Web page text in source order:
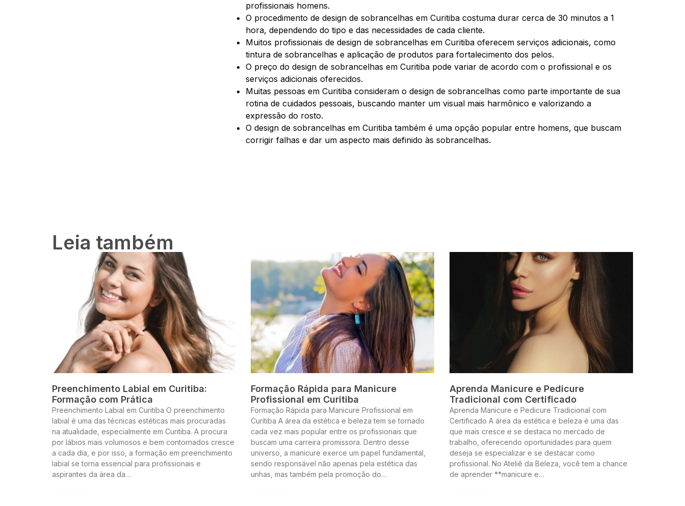
profissionais homens.
O procedimento de design de sobrancelhas em Curitiba costuma durar cerca de 30 minutos a 1
hora, dependendo do tipo e das necessidades de cada cliente.
Muitos profissionais de design de sobrancelhas em Curitiba oferecem serviços adicionais, como
tintura de sobrancelhas e aplicação de produtos para fortalecimento dos pelos.
O preço do design de sobrancelhas em Curitiba pode variar de acordo com o profissional e os
serviços adicionais oferecidos.
Muitas pessoas em Curitiba consideram o design de sobrancelhas como parte importante de sua
rotina de cuidados pessoais, buscando manter um visual mais harmônico e valorizando a
expressão do rosto.
O design de sobrancelhas em Curitiba também é uma opção popular entre homens, que buscam
corrigir falhas e dar um aspecto mais definido às sobrancelhas.
Leia também
Preenchimento Labial em Curitiba:
Formação com Prática
Preenchimento Labial em Curitiba O preenchimento
labial é uma das técnicas estéticas mais procuradas
na atualidade, especialmente em Curitiba. A procura
por lábios mais volumosos e bem contornados cresce
a cada dia, e por isso, a formação em preenchimento
labial se torna essencial para profissionais e
aspirantes da área da…
Formação Rápida para Manicure
Profissional em Curitiba
Formação Rápida para Manicure Profissional em
Curitiba A área da estética e beleza tem se tornado
cada vez mais popular entre os profissionais que
buscam uma carreira promissora. Dentro desse
universo, a manicure exerce um papel fundamental,
sendo responsável não apenas pela estética das
unhas, mas também pela promoção do…
Aprenda Manicure e Pedicure
Tradicional com Certificado
Aprenda Manicure e Pedicure Tradicional com
Certificado A área da estética e beleza é uma das
que mais cresce e se destaca no mercado de
trabalho, oferecendo oportunidades para quem
deseja se especializar e se destacar como
profissional. No Ateliê da Beleza, você tem a chance
de aprender **manicure e…